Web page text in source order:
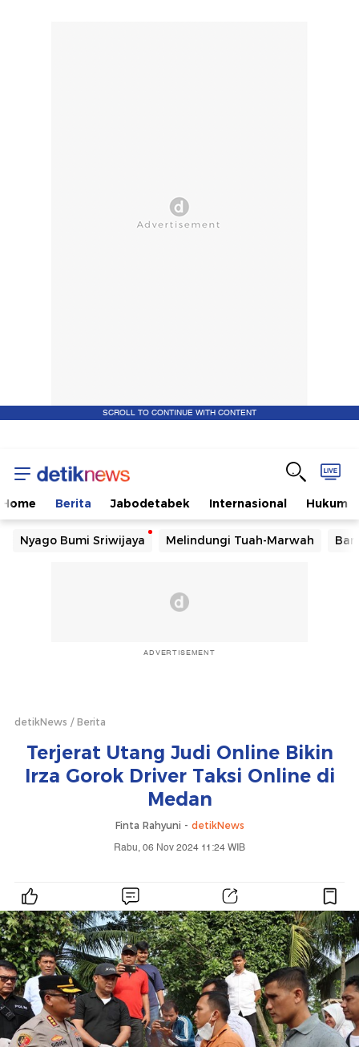
SCROLL TO CONTINUE WITH CONTENT
Home Berita Jabodetabek Internasional Hukum
Nyago Bumi Sriwijaya Melindungi Tuah-Marwah
ADVERTISEMENT
detikNews Berita
Terjerat Utang Judi Online Bikin
Irza Gorok Driver Taksi Online di
Medan
Finta Rahyuni - detikNews
Rabu, 06 Nov 2024 11:24 WIB